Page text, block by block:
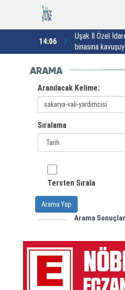
14:06
Uşak İl Özel
binasına
ARAMA
Aranılacak Kelime:
Sıralama
Tersten Sırala
Arama Yap
Arama